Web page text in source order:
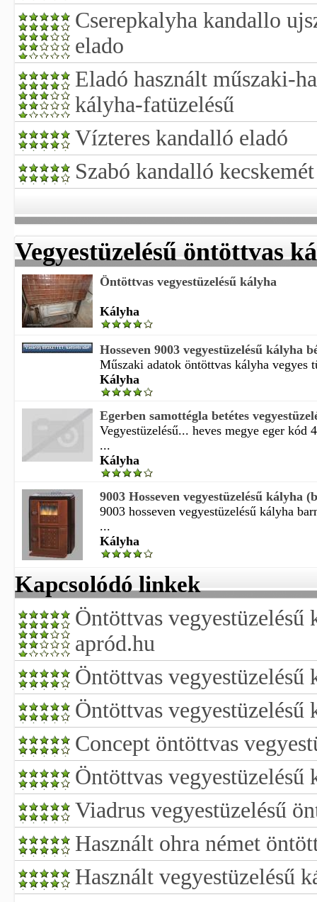
Cserepkalyha kandallo
elado
Eladó használt műszaki-
kályha-fatüzelésű
Vízteres kandalló eladó
Szabó kandalló
Vegyestüzelésű öntöttvas
Öntöttvas vegyestüzelésű kályha
Kályha
Hosseven 9003 vegyestüzelésű kályha
Műszaki adatok öntöttvas kályha vegyes
Kályha
Egerben samottégla betétes
Vegyestüzelésű... heves megye eger kód
...
Kályha
9003 Hosseven vegyestüzelésű kályha
9003 hosseven vegyestüzelésű kályha
...
Kályha
Kapcsolódó linkek
Öntöttvas vegyestüzelésű
apród.hu
Öntöttvas vegyestüzelésű
Öntöttvas vegyestüzelésű
Concept öntöttvas
Öntöttvas vegyestüzelésű
Viadrus vegyestüzelésű
Használt ohra német
Használt vegyestüzelésű